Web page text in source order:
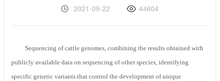
2021-09-22 44604
Sequencing of cattle genomes, combining the results obtained with
publicly available data on sequencing of other species, identifying
specific genetic variants that control the development of unique